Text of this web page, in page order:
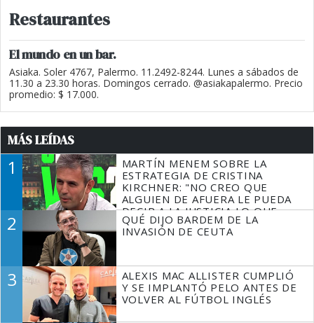
Restaurantes
El mundo en un bar.
Asiaka. Soler 4767, Palermo. 11.2492-8244. Lunes a sábados de
11.30 a 23.30 horas. Domingos cerrado. @asiakapalermo. Precio
promedio: $ 17.000.
MÁS LEÍDAS
1
MARTÍN MENEM SOBRE LA
ESTRATEGIA DE CRISTINA
KIRCHNER: "NO CREO QUE
ALGUIEN DE AFUERA LE PUEDA
DECIR A LA JUSTICIA LO QUE
TIENE QUE HACER"
2
QUÉ DIJO BARDEM DE LA
INVASIÓN DE CEUTA
3
ALEXIS MAC ALLISTER CUMPLIÓ
Y SE IMPLANTÓ PELO ANTES DE
VOLVER AL FÚTBOL INGLÉS